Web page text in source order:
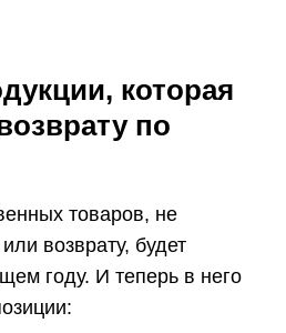
которая
по
товаров, не
возврату, будет
году. И теперь в него